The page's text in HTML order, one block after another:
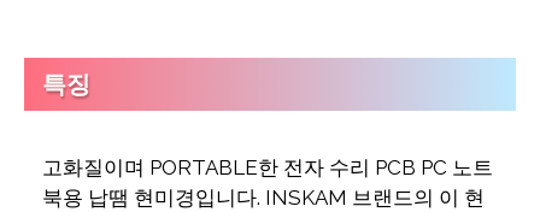
특징
고화질이며 PORTABLE한 전자 수리 PCB PC 노트
북용 납땜 현미경입니다. INSKAM 브랜드의 이 현